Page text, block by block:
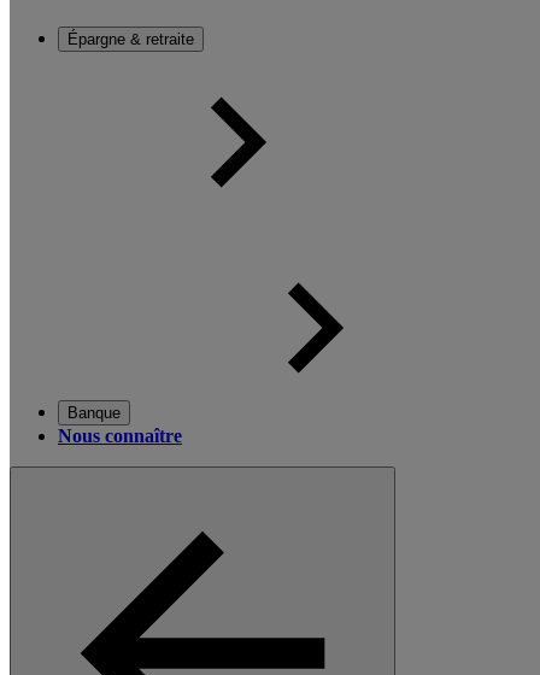
Épargne & retraite
Banque
Nous connaître